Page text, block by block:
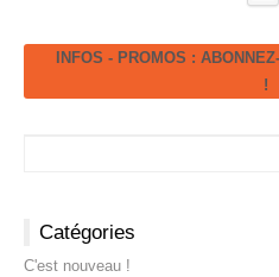
INFOS - PROMOS :
!
Catégories
C'est nouveau !